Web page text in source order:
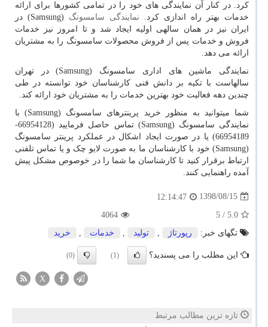
کرد. در کنار آن نمایندگی های خود را در تمامی کشورها برای ارائه
خدمات بهتر راه اندازی کرد. نمایندگی سامسونگ (
Samsung) در
ایران نیز در همان سالهی اولیه ایجاد شد و تا امروز نیز خدمات
فروش و خدمات پس از فروش محصولات سامسونگ را به مشتریان
ارائه می دهد.
نمایندگی ماشین های اداری سامسونگ (Samsung) در تهران
سالهاست با تکیه بر دانش فنی کارشناسان خود توانسته در طی
چندین دهه فعالیت خود بهترین خدمات را به مشتریان خود ارائه کند.
شما میتوانید به منظور خرید پرینترهای سامسونگ (Samsung) با
نمایندگی سامسونگ (Samsung) تماس حاصل فرمایید (66954128-
66954189) یا در صورت ایجاد اشکال در عملکرد پرینتر سامسونگ
(Samsung) خود با کارشناسان ما به صورت لایو چک و یا تماس تلفنی
ارتباط برقرار کنید تا کارشناسان ما شما را در خوصوص مشکل پیش
آمده راهنمایی کنند.
1398/08/15
12:14:47
5.0
/ 5
4064
تگهای خبر:
رپورتاژ , تولید , خدمات , خرید
این مطلب را می پسندید؟ (1)
(0)
X
تازه ترین مطالب مرتبط